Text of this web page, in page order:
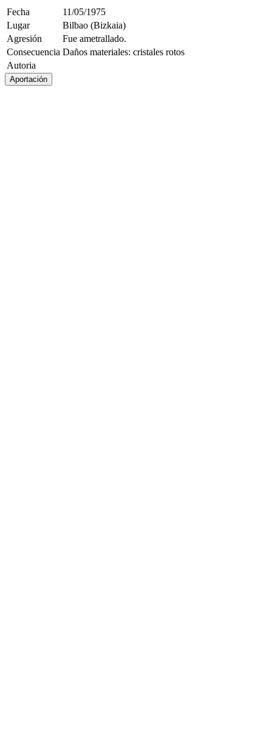
Fecha
11/05/1975
Lugar
Bilbao (Bizkaia)
Agresión
Fue ametrallado.
Consecuencia Daños materiales: cristales rotos
Autoria